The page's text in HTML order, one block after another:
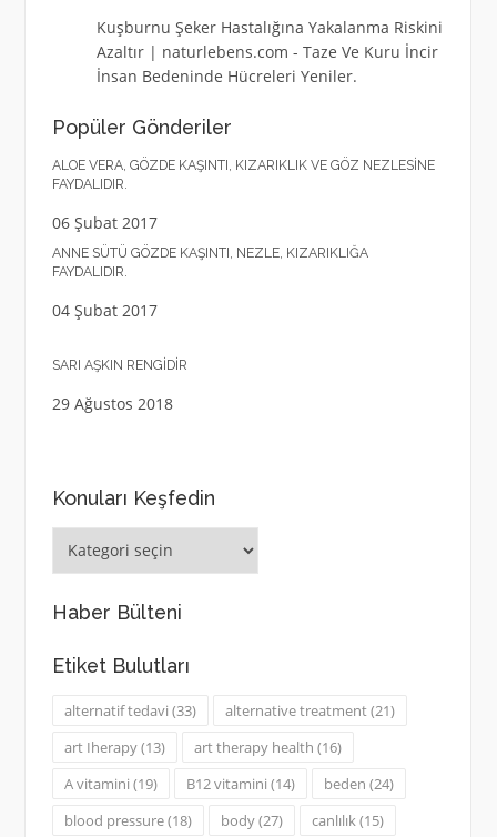
Kuşburnu Şeker Hastalığına Yakalanma Riskini
Azaltır | naturlebens.com - Taze Ve Kuru İncir
İnsan Bedeninde Hücreleri Yeniler.
Popüler Gönderiler
ALOE VERA, GÖZDE KAŞINTI, KIZARIKLIK VE GÖZ NEZLESINE
FAYDALIDIR.
06 Şubat 2017
ANNE SÜTÜ GÖZDE KAŞINTI, NEZLE, KIZARIKLIĞA
FAYDALIDIR.
04 Şubat 2017
SARI AŞKIN RENGIDIR
29 Ağustos 2018
Konuları Keşfedin
Keşfedin
Haber Bülteni
Etiket Bulutları
alternatif tedavi (33) alternative treatment(21)
art Iherapy(13) art therapy health (16)
A vitamini (19) B12 vitamini (14) beden (24)
blood pressure(18) body(27) canlılık(15)